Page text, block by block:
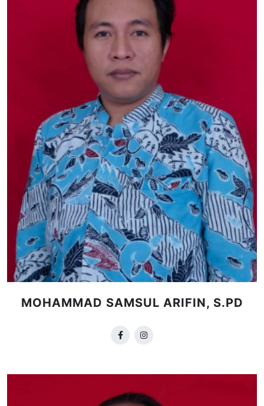
MOHAMMAD SAMSUL ARIFIN, S.PD